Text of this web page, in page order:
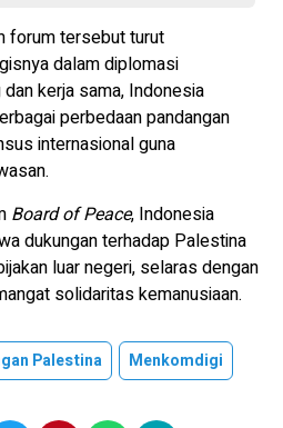
forum tersebut turut
dalam diplomasi
kerja sama, Indonesia
perbedaan pandangan
internasional guna
Board of Peace, Indonesia
dukungan terhadap Palestina
luar negeri, selaras dengan
solidaritas kemanusiaan.
Palestina Menkomdigi